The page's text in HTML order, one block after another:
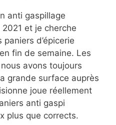
anti gaspillage
et je cherche
d’épicerie
fin de semaine. Les
avons toujours
grande surface auprès
joue réellement
anti gaspi
plus que corrects.